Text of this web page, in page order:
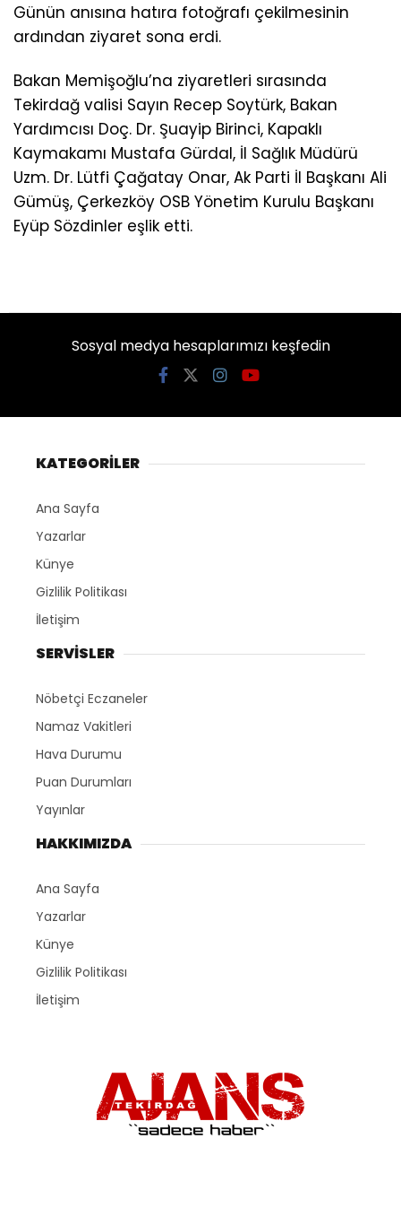
Günün anısına hatıra fotoğrafı çekilmesinin
ardından ziyaret sona erdi.
Bakan Memişoğlu’na ziyaretleri sırasında
Tekirdağ valisi Sayın Recep Soytürk, Bakan
Yardımcısı Doç. Dr. Şuayip Birinci, Kapaklı
Kaymakamı Mustafa Gürdal, İl Sağlık Müdürü
Uzm. Dr. Lütfi Çağatay Onar, Ak Parti İl Başkanı Ali
Gümüş, Çerkezköy OSB Yönetim Kurulu Başkanı
Eyüp Sözdinler eşlik etti.
Sosyal medya hesaplarımızı keşfedin
KATEGORİLER
Ana Sayfa
Yazarlar
Künye
Gizlilik Politikası
İletişim
SERVİSLER
Nöbetçi Eczaneler
Namaz Vakitleri
Hava Durumu
Puan Durumları
Yayınlar
HAKKIMIZDA
Ana Sayfa
Yazarlar
Künye
Gizlilik Politikası
İletişim